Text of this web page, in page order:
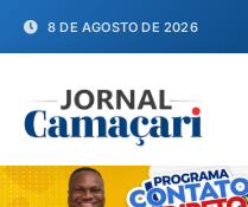
8 DE AGOSTO DE 2026